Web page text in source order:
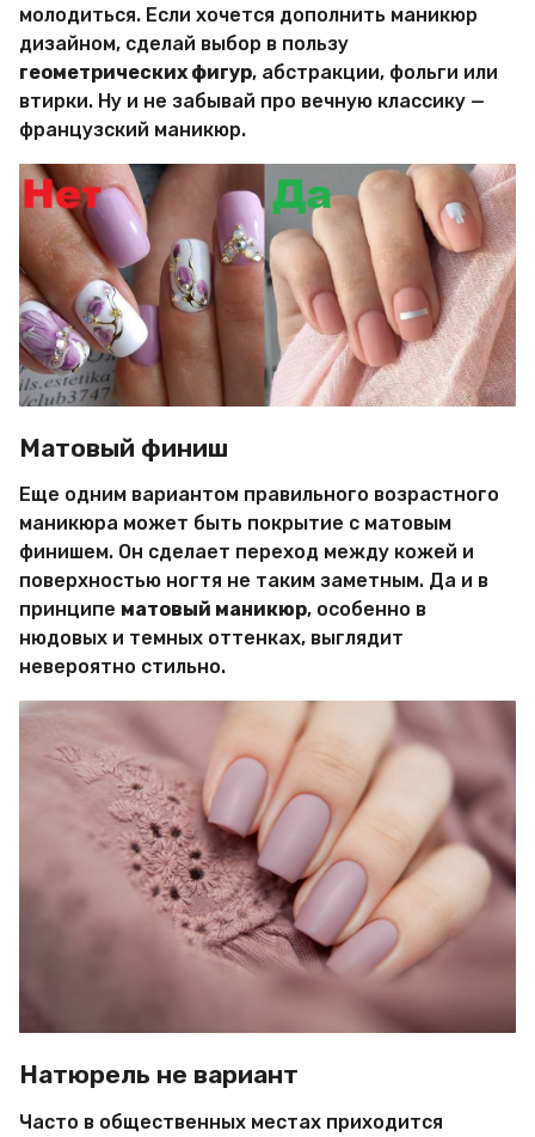
молодиться. Если хочется дополнить маникюр
дизайном, сделай выбор в пользу
геометрических фигур, абстракции, фольги или
втирки. Ну и не забывай про вечную классику —
французский маникюр.
Матовый финиш
Еще одним вариантом правильного возрастного
маникюра может быть покрытие с матовым
финишем. Он сделает переход между кожей и
поверхностью ногтя не таким заметным. Да и в
принципе матовый маникюр, особенно в
нюдовых и темных оттенках, выглядит
невероятно стильно.
Натюрель не вариант
Часто в общественных местах приходится